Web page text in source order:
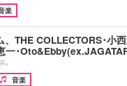
楽
THE COLLECTORS･小
一･
音楽